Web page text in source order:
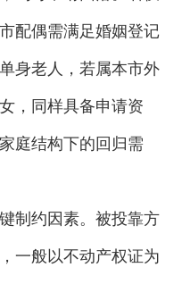
配偶需满足婚姻登记
身老人，若属本市外
，同样具备申请资
庭结构下的回归需
约因素。被投靠方
一般以不动产权证为